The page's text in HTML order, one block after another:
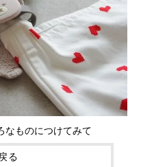
なものにつけてみて
る